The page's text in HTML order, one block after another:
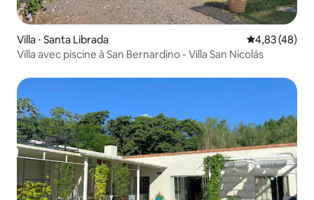
Villa ⋅ Santa Librada Évaluation
4,83 (48)
Villa avec piscine à San Bernardino - Villa San Nicolás